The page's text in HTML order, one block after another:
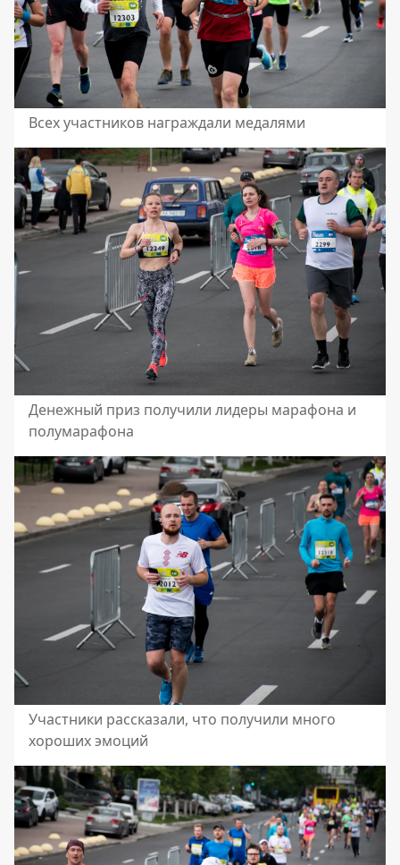
Всех участников награждали медалями
Денежный приз получили лидеры марафона и
полумарафона
Участники рассказали, что получили много
хороших эмоций